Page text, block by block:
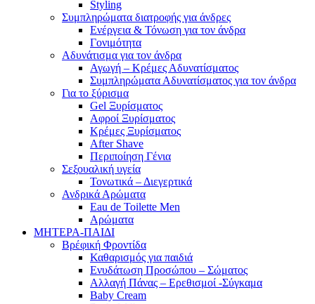
Styling
Συμπληρώματα διατροφής για άνδρες
Ενέργεια & Τόνωση για τον άνδρα
Γονιμότητα
Αδυνάτισμα για τον άνδρα
Αγωγή – Κρέμες Αδυνατίσματος
Συμπληρώματα Αδυνατίσματος για τον άνδρα
Για το ξύρισμα
Gel Ξυρίσματος
Αφροί Ξυρίσματος
Κρέμες Ξυρίσματος
After Shave
Περιποίηση Γένια
Σεξουαλική υγεία
Τονωτικά – Διεγερτικά
Ανδρικά Αρώματα
Eau de Toilette Men
Αρώματα
ΜΗΤΕΡΑ-ΠΑΙΔΙ
Βρέφική Φροντίδα
Καθαρισμός για παιδιά
Ενυδάτωση Προσώπου – Σώματος
Αλλαγή Πάνας – Ερεθισμοί -Σύγκαμα
Baby Cream